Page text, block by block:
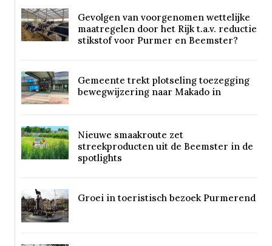
Gevolgen van voorgenomen wettelijke
maatregelen door het Rijk t.a.v. reductie
stikstof voor Purmer en Beemster?
Gemeente trekt plotseling toezegging
bewegwijzering naar Makado in
Nieuwe smaakroute zet
streekproducten uit de Beemster in de
spotlights
Groei in toeristisch bezoek Purmerend